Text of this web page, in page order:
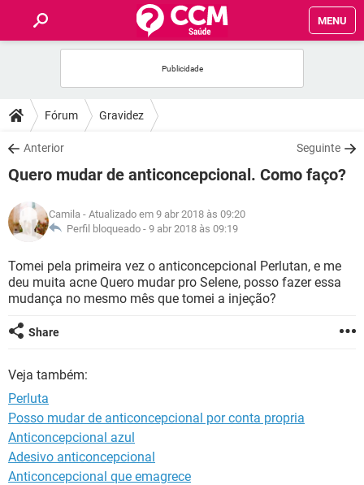
MENU
FÓRUM
SAÚDE
FAMÍLIA
NUTRIÇÃO
BEM-ESTAR
Fórum Gravidez
Anterior Seguinte
Quero mudar de anticoncepcional. Como faço?
Camila - Atualizado em 9 abr 2018 às 09:20
Perfil bloqueado - 9 abr 2018 às 09:19
Tomei pela primeira vez o anticoncepcional Perlutan, e me
deu muita acne Quero mudar pro Selene, posso fazer essa
mudança no mesmo mês que tomei a injeção?
Share
Veja também:
Perluta
Posso mudar de anticoncepcional por conta propria
Anticoncepcional azul
Adesivo anticoncepcional
Anticoncepcional que emagrece